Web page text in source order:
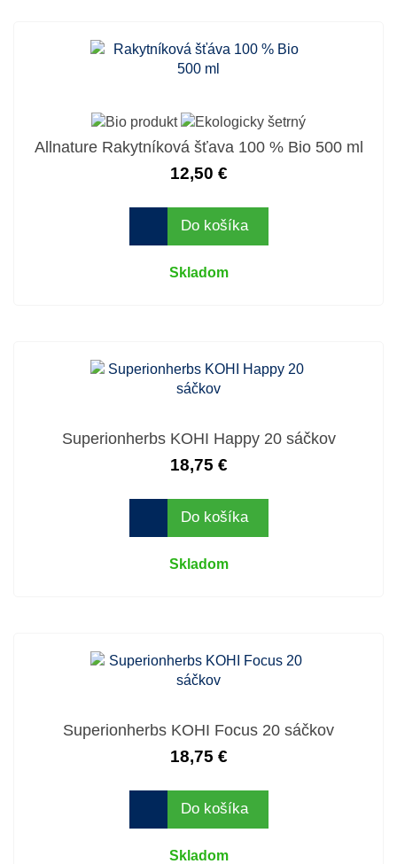
Allnature Rakytníková šťava 100 % Bio 500 ml
12,50 €
Do košíka
Skladom
Superionherbs KOHI Happy 20 sáčkov
18,75 €
Do košíka
Skladom
Superionherbs KOHI Focus 20 sáčkov
18,75 €
Do košíka
Skladom